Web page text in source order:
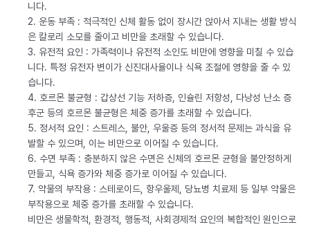
니다.
2. 운동 부족 : 적극적인 신체 활동 없이 장시간 앉아서 지내는 생활 방식
은 칼로리 소모를 줄이고 비만을 초래할 수 있습니다.
3. 유전적 요인 : 가족력이나 유전적 소인도 비만에 영향을 미칠 수 있습
니다. 특정 유전자 변이가 신진대사율이나 식욕 조절에 영향을 줄 수 있
습니다.
4. 호르몬 불균형 : 갑상선 기능 저하증, 인슐린 저항성, 다낭성 난소 증
후군 등의 호르몬 불균형은 체중 증가를 초래할 수 있습니다.
5. 정서적 요인 : 스트레스, 불안, 우울증 등의 정서적 문제는 과식을 유
발할 수 있으며, 이는 비만으로 이어질 수 있습니다.
6. 수면 부족 : 충분하지 않은 수면은 신체의 호르몬 균형을 불안정하게
만들고, 식욕 증가와 체중 증가로 이어질 수 있습니다.
7. 약물의 부작용 : 스테로이드, 항우울제, 당뇨병 치료제 등 일부 약물은
부작용으로 체중 증가를 초래할 수 있습니다.
비만은 생물학적, 환경적, 행동적, 사회경제적 요인의 복합적인 원인으로